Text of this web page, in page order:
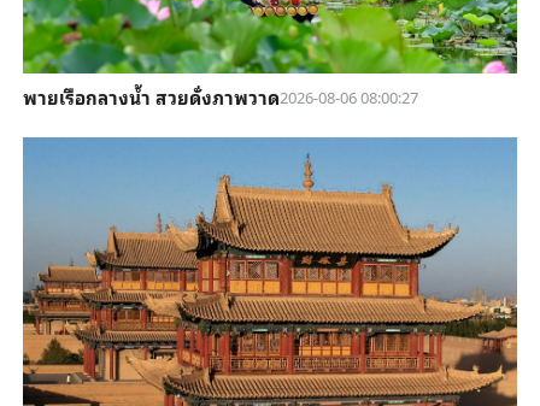
พายเรือกลางน้ำ สวยดั่งภาพวาด2026-08-06 08:00:27